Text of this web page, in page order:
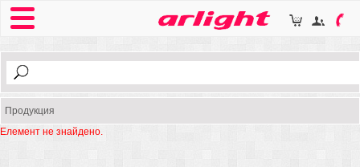
Продукция
Елемент не знайдено.